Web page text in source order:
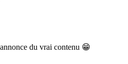
du vrai contenu 😁